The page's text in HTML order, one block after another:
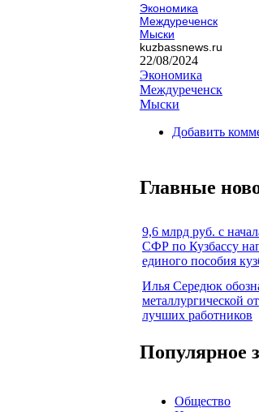
Экономика
Междуреченск
Мыски
kuzbassnews.ru
22/08/2024
Экономика
Междуреченск
Мыски
Добавить
Главные
9,6 млрд руб. с
СФР по Кузбассу
единого пособия
Илья Середюк
металлургической
лучших работников
Популярное
Общество